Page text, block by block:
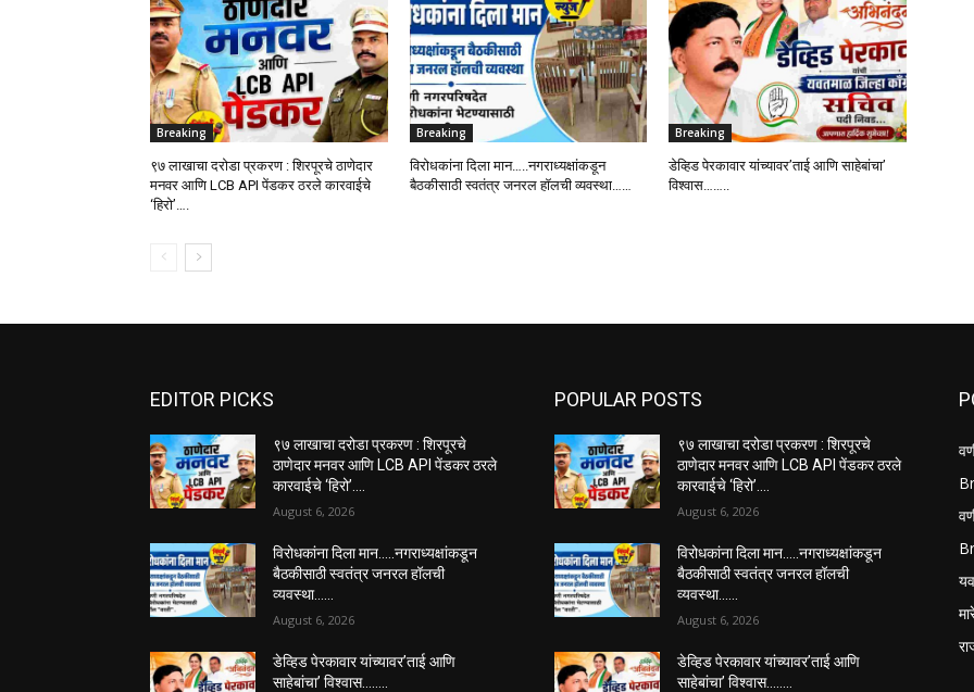
Breaking
९७ लाखाचा दरोडा प्रकरण : शिरपूरचे ठाणेदार
मनवर आणि LCB API पेंडकर ठरले कारवाईचे
‘हिरो’….
Breaking
विरोधकांना दिला मान…..नगराध्यक्षांकडून
बैठकीसाठी स्वतंत्र जनरल हॉलची व्यवस्था……
Breaking
डेव्हिड पेरकावार यांच्यावर’ताई आणि साहेबांचा’
विश्वास……..
EDITOR PICKS
९७ लाखाचा दरोडा प्रकरण : शिरपूरचे
ठाणेदार मनवर आणि LCB API पेंडकर ठरले
कारवाईचे ‘हिरो’….
August 6, 2026
विरोधकांना दिला मान…..नगराध्यक्षांकडून
बैठकीसाठी स्वतंत्र जनरल हॉलची
व्यवस्था……
August 6, 2026
डेव्हिड पेरकावार यांच्यावर’ताई आणि
साहेबांचा’ विश्वास……..
POPULAR POSTS
९७ लाखाचा दरोडा प्रकरण : शिरपूरचे
ठाणेदार मनवर आणि LCB API पेंडकर ठरले
कारवाईचे ‘हिरो’….
August 6, 2026
विरोधकांना दिला मान…..नगराध्यक्षांकडून
बैठकीसाठी स्वतंत्र जनरल हॉलची
व्यवस्था……
August 6, 2026
डेव्हिड पेरकावार यांच्यावर’ताई आणि
साहेबांचा’ विश्वास……..